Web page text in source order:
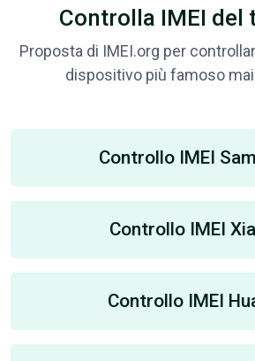
Controlla IMEI del
Proposta di IMEI.org per
dispositivo più famoso
Controllo IMEI
Controllo IMEI
Controllo IMEI